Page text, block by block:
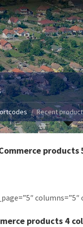
Recent
products
columns=”5″
products 4